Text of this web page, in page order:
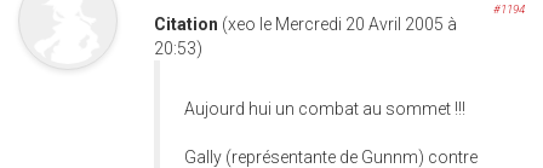
#1194
Citation (xeo le Mercredi 20 Avril 2005 à
20:53)
Aujourd hui un combat au sommet !!!
Gally (représentante de Gunnm) contre